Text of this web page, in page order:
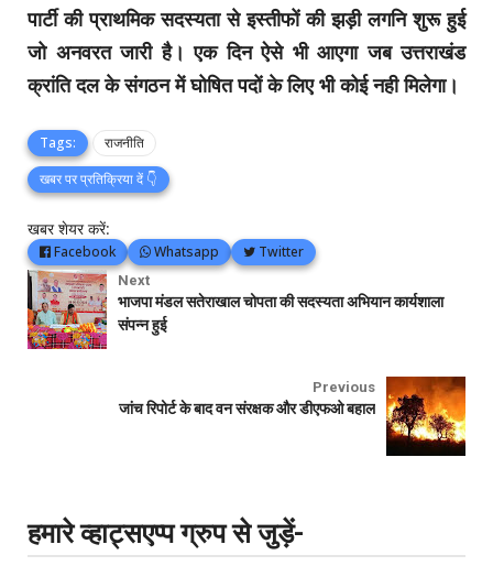
पार्टी की प्राथमिक सदस्यता से इस्तीफों की झड़ी लगनि शुरू हुई
जो अनवरत जारी है। एक दिन ऐसे भी आएगा जब उत्तराखंड
क्रांति दल के संगठन में घोषित पदों के लिए भी कोई नही मिलेगा।
Tags:
राजनीति
खबर पर प्रतिक्रिया दें 👇
खबर शेयर करें:
Facebook Whatsapp Twitter
Next
भाजपा मंडल सतेराखाल चोपता की सदस्यता अभियान कार्यशाला
संपन्न हुई
Previous
जांच रिपोर्ट के बाद वन संरक्षक और डीएफओ बहाल
हमारे व्हाट्सएप्प ग्रुप से जुड़ें-